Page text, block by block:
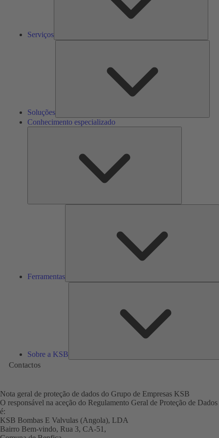
Serviços
Soluções
Conhecimento especializado
Ferramentas
Sobre a KSB
Contactos
Nota geral de proteção de dados do Grupo de Empresas KSB
O responsável na aceção do Regulamento Geral de Proteção de Dados
é:
KSB Bombas E Valvulas (Angola), LDA
Bairro Bem-vindo, Rua 3, CA-51,